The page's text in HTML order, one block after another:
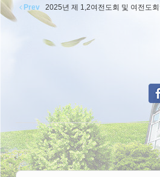
Prev 2025년 제 1,2여전도회 및 여전도